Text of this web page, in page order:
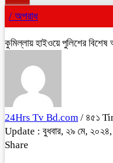
/ অপরাধ
কুমিল্লায় হাইওয়ে পুলিশের বিশেষ
24Hrs Tv Bd.com / ৪৫১
Update : বুধবার, ২৯ মে, ২০২৪,
Share